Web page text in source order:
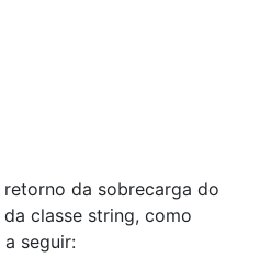
da sobrecarga do
classe string, como
seguir: